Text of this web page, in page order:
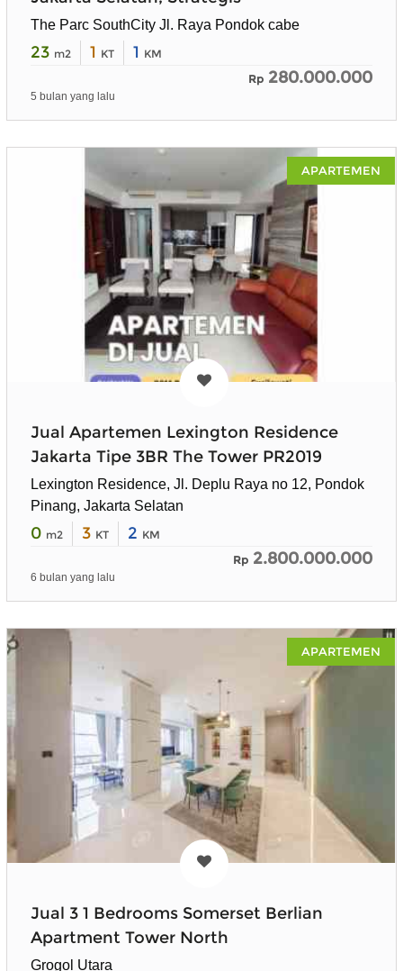
The Parc SouthCity Jl. Raya Pondok cabe
23 m2 1 KT 1 KM
Rp 280.000.000
5 bulan yang lalu
APARTEMEN
Jual Apartemen Lexington Residence
Jakarta Tipe 3BR The Tower PR2019
Lexington Residence, Jl. Deplu Raya no 12, Pondok
Pinang, Jakarta Selatan
0 m2 3 KT 2 KM
Rp 2.800.000.000
6 bulan yang lalu
APARTEMEN
Jual 3 1 Bedrooms Somerset Berlian
Apartment Tower North
Grogol Utara